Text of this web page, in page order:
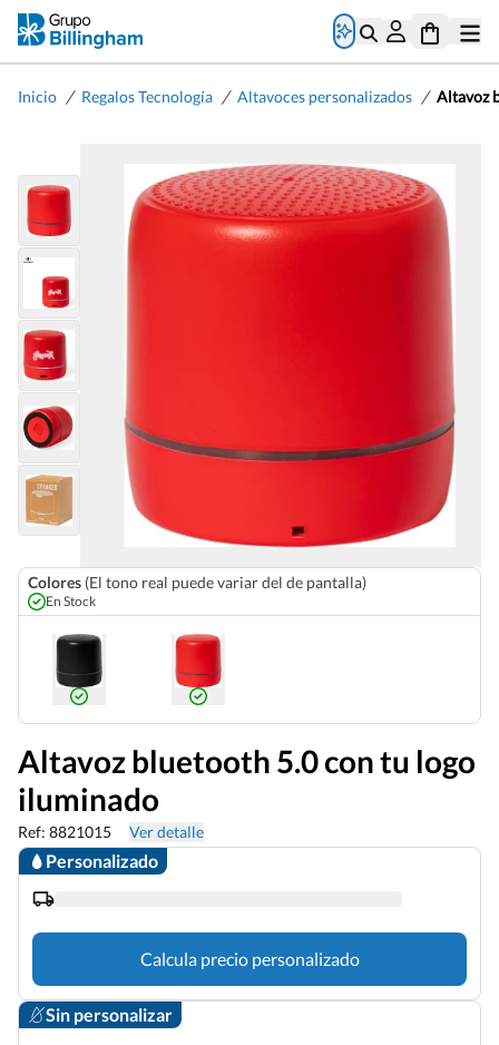
Inicio / Regalos Tecnología / Altavoces personalizados / Altavoz
Colores (El tono real puede variar del de pantalla)
En Stock
Altavoz bluetooth 5.0 con tu logo
iluminado
Ref: 8821015 Ver detalle
Personalizado
Calcula precio personalizado
Sin personalizar